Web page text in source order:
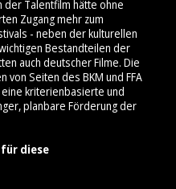
der Talentfilm hätte ohne
Zugang mehr zum
- neben der kulturellen
Bestandteilen der
auch deutscher Filme. Die
Seiten des BKM und FFA
kriterienbasierte und
planbare Förderung der
diese